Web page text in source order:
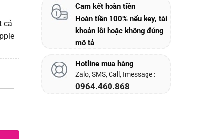
cả
Cam kết hoàn tiền
Hoàn tiền 100% nếu key, tài
khoản lỗi hoặc không đúng
mô tả
Hotline mua hàng
Zalo, SMS, Call, Imessage :
0964.460.868